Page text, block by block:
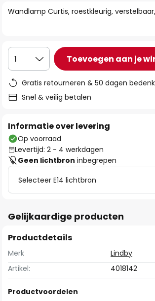
de
Wandlamp Curtis, roestkleurig,
1 Toevoegen aan je
Gratis retourneren & 50 dagen
Snel & veilig betalen
Informatie over levering
Op voorraad
Levertijd: 2 - 4 werkdagen
Geen lichtbron inbegrepen
Selecteer E14 lichtbron
Gelijkaardige producten
Productdetails
Merk
Lindby
Artikel:
4018142
Productvoordelen